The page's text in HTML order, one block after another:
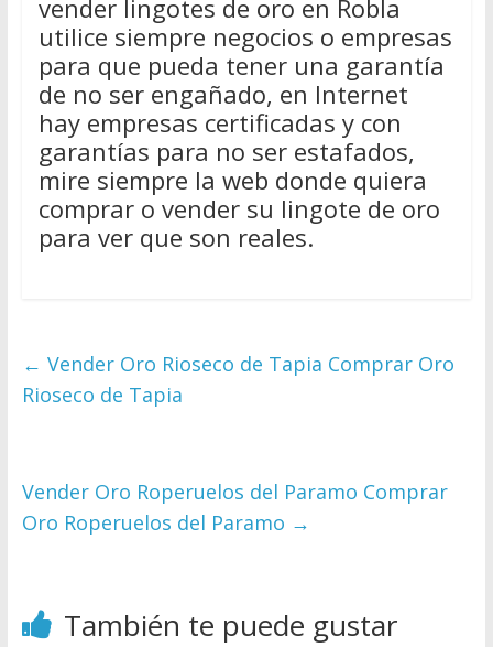
vender lingotes de oro en Robla
utilice siempre negocios o empresas
para que pueda tener una garantía
de no ser engañado, en Internet
hay empresas certificadas y con
garantías para no ser estafados,
mire siempre la web donde quiera
comprar o vender su lingote de oro
para ver que son reales.
← Vender Oro Rioseco de Tapia Comprar Oro
Rioseco de Tapia
Vender Oro Roperuelos del Paramo Comprar
Oro Roperuelos del Paramo →
También te puede gustar